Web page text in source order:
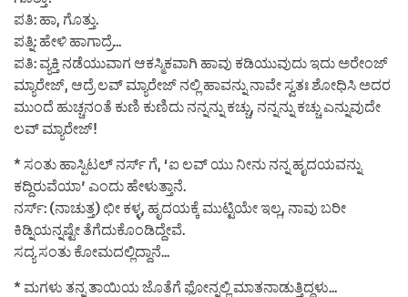
ಪತಿ: ಹಾ, ಗೊತ್ತು.
ಪತ್ನಿ: ಹೇಳಿ ಹಾಗಾದ್ರೆ…
ಪತಿ: ವ್ಯಕ್ತಿ ನಡೆಯುವಾಗ ಆಕಸ್ಮಿಕವಾಗಿ ಹಾವು ಕಡಿಯುವುದು ಇದು ಅರೇಂಜ್
ಮ್ಯಾರೇಜ್, ಆದ್ರೆ ಲವ್ ಮ್ಯಾರೇಜ್ ನಲ್ಲಿ ಹಾವನ್ನು ನಾವೇ ಸ್ವತಃ ಶೋಧಿಸಿ ಅದರ
ಮುಂದೆ ಹುಚ್ಚನಂತೆ ಕುಣಿ ಕುಣಿದು ನನ್ನನ್ನು ಕಚ್ಚು, ನನ್ನನ್ನು ಕಚ್ಚು ಎನ್ನುವುದೇ
ಲವ್ ಮ್ಯಾರೇಜ್!
* ಸಂತು ಹಾಸ್ಪಿಟಲ್ ನರ್ಸ್ ಗೆ, ‘ಐ ಲವ್ ಯು ನೀನು ನನ್ನ ಹೃದಯವನ್ನು
ಕದ್ದಿರುವೆಯಾ’ ಎಂದು ಹೇಳುತ್ತಾನೆ.
ನರ್ಸ್: (ನಾಚುತ್ತ) ಛೀ ಕಳ್ಳ, ಹೃದಯಕ್ಕೆ ಮುಟ್ಟಿಯೇ ಇಲ್ಲ, ನಾವು ಬರೀ
ಕಿಡ್ನಿಯನ್ನಷ್ಟೇ ತೆಗೆದುಕೊಂಡಿದ್ದೇವೆ.
ಸದ್ಯ ಸಂತು ಕೋಮದಲ್ಲಿದ್ದಾನೆ…
* ಮಗಳು ತನ್ನ ತಾಯಿಯ ಜೊತೆಗೆ ಫೋನ್ನಲ್ಲಿ ಮಾತನಾಡುತ್ತಿದ್ದಳು…